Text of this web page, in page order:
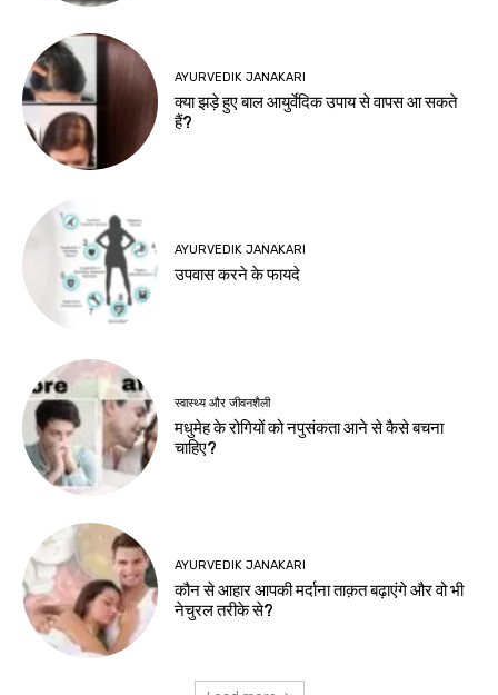
AYURVEDIK JANAKARI
क्या झड़े हुए बाल आयुर्वेदिक उपाय से वापस आ सकते
हैं?
AYURVEDIK JANAKARI
उपवास करने के फायदे
स्वास्थ्य और जीवनशैली
मधुमेह के रोगियों को नपुसंकता आने से कैसे बचना
चाहिए?
AYURVEDIK JANAKARI
कौन से आहार आपकी मर्दाना ताक़त बढ़ाएंगे और वो भी
नेचुरल तरीके से?